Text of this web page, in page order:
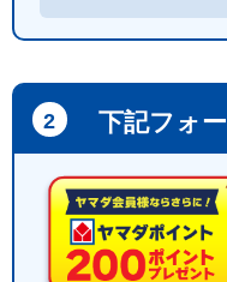
下記フォ